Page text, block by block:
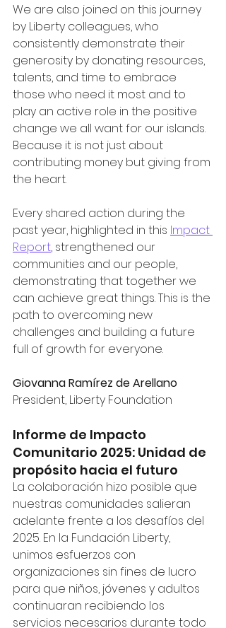
We are also joined on this journey
by Liberty colleagues, who
consistently demonstrate their
generosity by donating resources,
talents, and time to embrace
those who need it most and to
play an active role in the positive
change we all want for our islands.
Because it is not just about
contributing money but giving from
the heart.
Every shared action during the
past year, highlighted in this Impact
Report, strengthened our
communities and our people,
demonstrating that together we
can achieve great things. This is the
path to overcoming new
challenges and building a future
full of growth for everyone.
Giovanna Ramírez de Arellano
President, Liberty Foundation
Informe de Impacto
Comunitario 2025: Unidad de
propósito hacia el futuro
La colaboración hizo posible que
nuestras comunidades salieran
adelante frente a los desafíos del
2025. En la Fundación Liberty,
unimos esfuerzos con
organizaciones sin fines de lucro
para que niños, jóvenes y adultos
continuaran recibiendo los
servicios necesarios durante todo